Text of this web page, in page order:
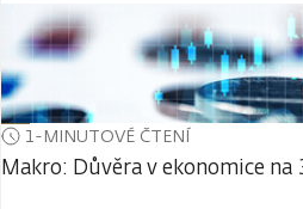
1-MINUTOVÉ ČTENÍ
Makro: Důvěra v ekonomice